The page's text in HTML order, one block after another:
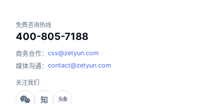
免费咨询热线
400-805-7188
商务合作： css@zetyun.com
媒体沟通： contact@zetyun.com
关注我们
知 头条